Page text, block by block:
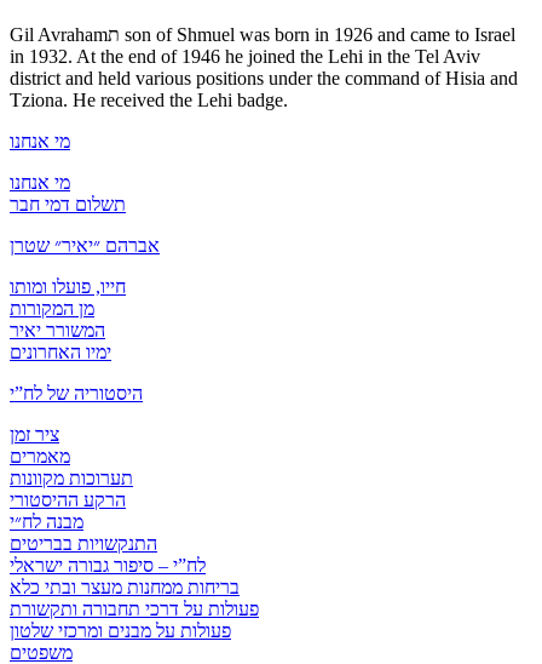
Gil Avrahamת son of Shmuel was born in 1926 and came to Israel
in 1932. At the end of 1946 he joined the Lehi in the Tel Aviv
district and held various positions under the command of Hisia and
Tziona. He received the Lehi badge.
מי אנחנו
מי אנחנו
תשלום דמי חבר
אברהם ״יאיר״ שטרן
חייו, פועלו ומותו
מן המקורות
המשורר יאיר
ימיו האחרונים
היסטוריה של לח”י
ציר זמן
מאמרים
תערוכות מקוונות
הרקע ההיסטורי
מבנה לח״י
התנקשויות בבריטים
לח”י – סיפור גבורה ישראלי
בריחות ממחנות מעצר ובתי כלא
פעולות על דרכי תחבורה ותקשורת
פעולות על מבנים ומרכזי שלטון
משפטים